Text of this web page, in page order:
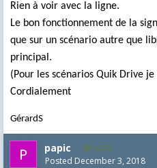
Rien à voir avec la ligne.
Le bon fonctionnement de la
que sur un scénario autre que
principal.
(Pour les scénarios Quik Drive
Cordialement
GérardS
papic 1,372
Posted December 3, 2018